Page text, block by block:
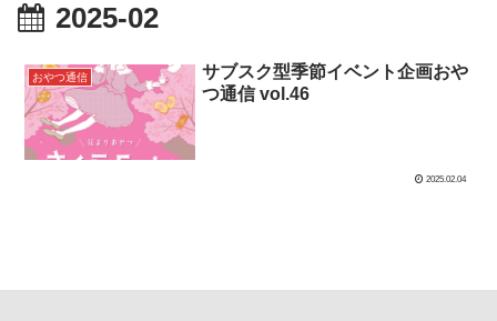
2025-02
おやつ通信
サブスク型季節イベント企画おや
つ通信 vol.46
2025.02.04